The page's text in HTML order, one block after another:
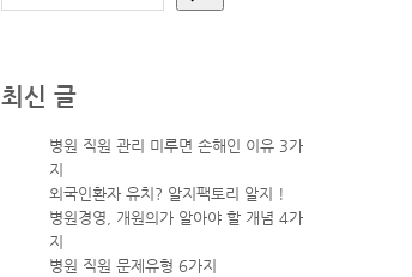
최신 글
병원 직원 관리 미루면 손해인 이유 3가
지
외국인환자 유치? 알지팩토리 알지 !
병원경영, 개원의가 알아야 할 개념 4가
지
병원 직원 문제유형 6가지